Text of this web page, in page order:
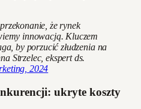
że rynek
innowacją. Kluczem
by porzucić złudzenia na
Strzelec, ekspert ds.
2024
ukryte koszty